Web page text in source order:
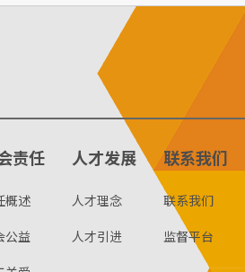
责任
概述
公益
人才发展
人才理念
人才引进
联系我们
联系我们
监督平台